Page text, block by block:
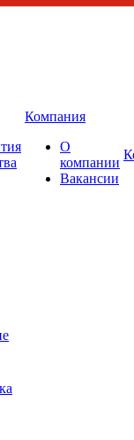
Компания
О
компании
Вакансии